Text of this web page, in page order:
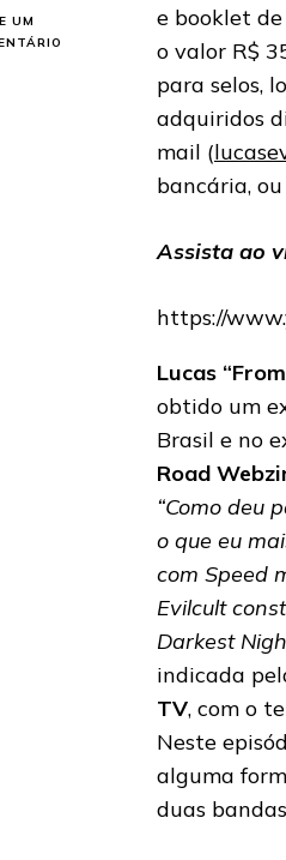
UM
e booklet
o valor R$
para selos,
adquiridos
mail (
bancária,
Assista ao
https://
Lucas
obtido um
Brasil e no
Road
“Como deu
o que eu
com Speed
Evilcult
Darkest
indicada
TV, com o
Neste
alguma
duas